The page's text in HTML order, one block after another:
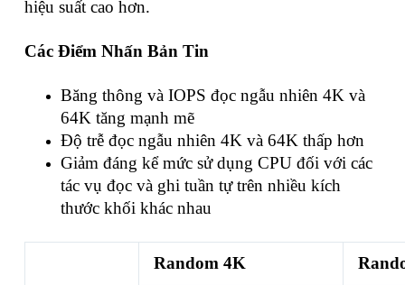
hiệu suất cao hơn.
Các Điểm Nhấn Bản Tin
Băng thông và IOPS đọc ngẫu nhiên 4K và
64K tăng mạnh mẽ
Độ trễ đọc ngẫu nhiên 4K và 64K thấp hơn
Giảm đáng kể mức sử dụng CPU đối với các
tác vụ đọc và ghi tuần tự trên nhiều kích
thước khối khác nhau
Random 4K